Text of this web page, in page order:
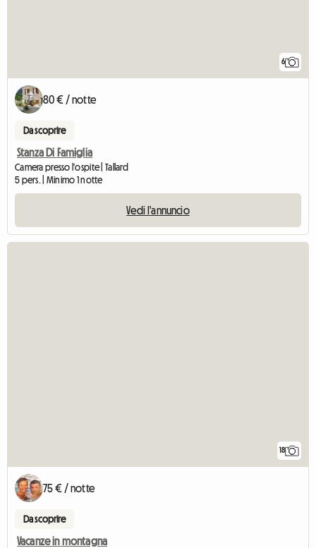
6
80 € / notte
Da scoprire
Stanza Di Famiglia
Camera presso l'ospite | Tallard
5 pers. | Minimo 1 notte
Vedi l'annuncio
18
75 € / notte
Da scoprire
Vacanze in montagna